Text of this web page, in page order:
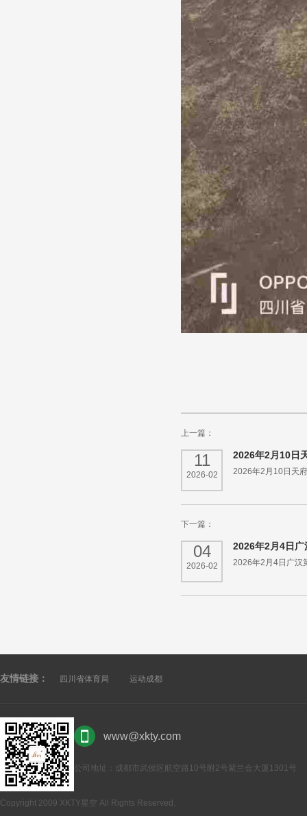
上一篇：
11
2026-02
2026年2月10日
2026年2月10日天
下一篇：
04
2026-02
2026年2月4日广
2026年2月4日广汉
友情链接： 四川省体育局 运动成都
www@xkty.com
公司地址：成都市武侯区航空路10号附2号紫兰会大厦1301号
Copyright 2009 XKTY星空 All Rights Reserved.